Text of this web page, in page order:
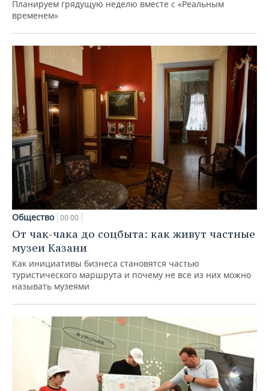
Планируем грядущую неделю вместе с «Реальным
временем»
Общество 00:00
От чак-чака до соцбыта: как живут частные
музеи Казани
Как инициативы бизнеса становятся частью
туристического маршрута и почему не все из них можно
называть музеями